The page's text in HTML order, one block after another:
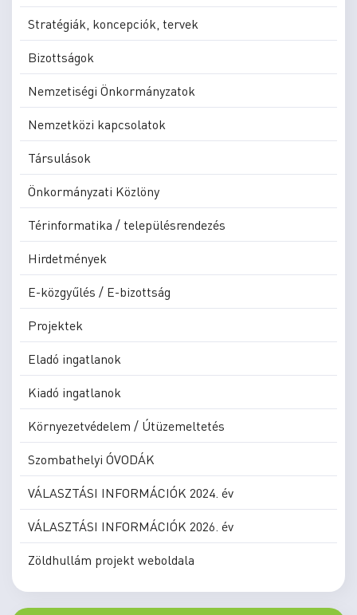
Stratégiák, koncepciók, tervek
Bizottságok
Nemzetiségi Önkormányzatok
Nemzetközi kapcsolatok
Társulások
Önkormányzati Közlöny
Térinformatika / településrendezés
Hirdetmények
E-közgyűlés / E-bizottság
Projektek
Eladó ingatlanok
Kiadó ingatlanok
Környezetvédelem / Útüzemeltetés
Szombathelyi ÓVODÁK
VÁLASZTÁSI INFORMÁCIÓK 2024. év
VÁLASZTÁSI INFORMÁCIÓK 2026. év
Zöldhullám projekt weboldala